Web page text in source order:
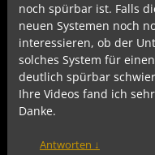
noch spürbar ist. Falls
neuen Systemen noch
interessieren, ob der
solches System für
deutlich spürbar
Ihre Videos fand ich
Danke.
Antworten ↓